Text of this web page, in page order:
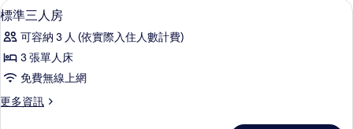
所
有
相
片
房
(Mountain)
的
詳
顯
示
標
準
三
人
高級寢具、舒適加層、客房內保險箱、
3
標準三人房
可容納 3 人 (依實際入住人數計費)
3 張單人床
免費無線上網
更多資訊
更